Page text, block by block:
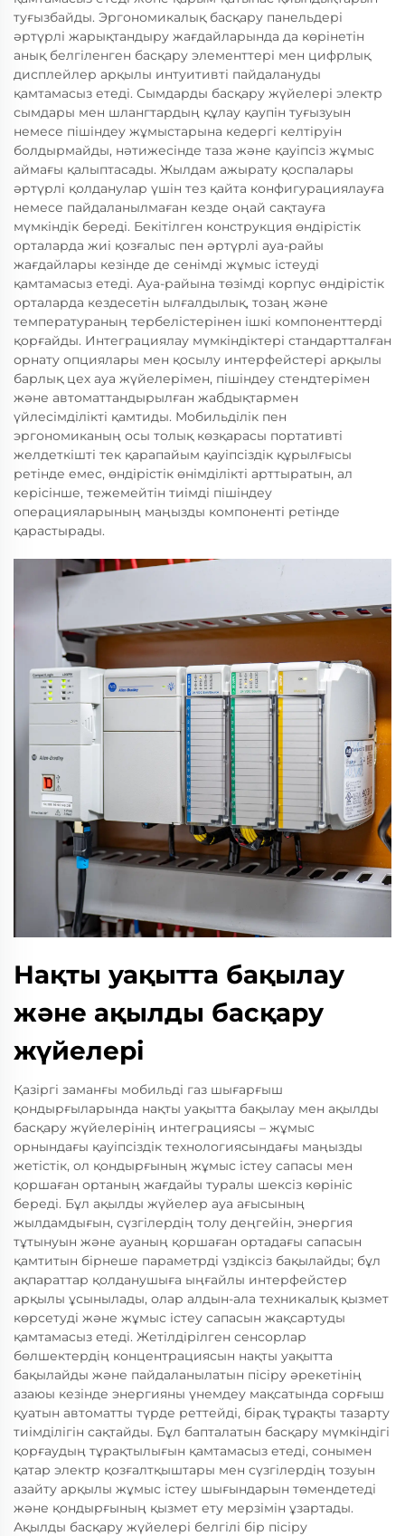
туғызбайды. Эргономикалық басқару панельдері
әртүрлі жарықтандыру жағдайларында да көрінетін
анық белгіленген басқару элементтері мен цифрлық
дисплейлер арқылы интуитивті пайдалануды
қамтамасыз етеді. Сымдарды басқару жүйелері электр
сымдары мен шлангтардың құлау қаупін туғызуын
немесе пішіндеу жұмыстарына кедергі келтіруін
болдырмайды, нәтижесінде таза және қауіпсіз жұмыс
аймағы қалыптасады. Жылдам ажырату қоспалары
әртүрлі қолданулар үшін тез қайта конфигурациялауға
немесе пайдаланылмаған кезде оңай сақтауға
мүмкіндік береді. Бекітілген конструкция өндірістік
орталарда жиі қозғалыс пен әртүрлі ауа-райы
жағдайлары кезінде де сенімді жұмыс істеуді
қамтамасыз етеді. Ауа-райына төзімді корпус өндірістік
орталарда кездесетін ылғалдылық, тозаң және
температураның тербелістерінен ішкі компоненттерді
қорғайды. Интеграциялау мүмкіндіктері стандартталған
орнату опциялары мен қосылу интерфейстері арқылы
барлық цех ауа жүйелерімен, пішіндеу стендтерімен
және автоматтандырылған жабдықтармен
үйлесімділікті қамтиды. Мобильділік пен
эргономиканың осы толық көзқарасы портативті
желдеткішті тек қарапайым қауіпсіздік құрылғысы
ретінде емес, өндірістік өнімділікті арттыратын, ал
керісінше, тежемейтін тиімді пішіндеу
операцияларының маңызды компоненті ретінде
қарастырады.
Нақты уақытта бақылау
және ақылды басқару
жүйелері
Қазіргі заманғы мобильді газ шығарғыш
қондырғыларында нақты уақытта бақылау мен ақылды
басқару жүйелерінің интеграциясы – жұмыс
орнындағы қауіпсіздік технологиясындағы маңызды
жетістік, ол қондырғының жұмыс істеу сапасы мен
қоршаған ортаның жағдайы туралы шексіз көрініс
береді. Бұл ақылды жүйелер ауа ағысының
жылдамдығын, сүзгілердің толу деңгейін, энергия
тұтынуын және ауаның қоршаған ортадағы сапасын
қамтитын бірнеше параметрді үздіксіз бақылайды; бұл
ақпараттар қолданушыға ыңғайлы интерфейстер
арқылы ұсынылады, олар алдын-ала техникалық қызмет
көрсетуді және жұмыс істеу сапасын жақсартуды
қамтамасыз етеді. Жетілдірілген сенсорлар
бөлшектердің концентрациясын нақты уақытта
бақылайды және пайдаланылатын пісіру әрекетінің
азаюы кезінде энергияны үнемдеу мақсатында сорғыш
қуатын автоматты түрде реттейді, бірақ тұрақты тазарту
тиімділігін сақтайды. Бұл бапталатын басқару мүмкіндігі
қорғаудың тұрақтылығын қамтамасыз етеді, сонымен
қатар электр қозғалтқыштары мен сүзгілердің тозуын
азайту арқылы жұмыс істеу шығындарын төмендетеді
және қондырғының қызмет ету мерзімін ұзартады.
Ақылды басқару жүйелері белгілі бір пісіру